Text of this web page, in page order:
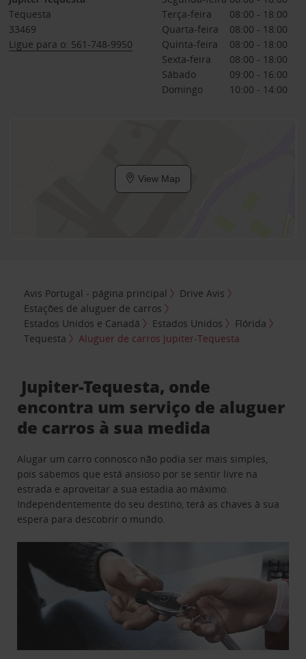
Tequesta
33469
Ligue para o: 561-748-9950
Terça-feira
08:00 - 18:00
Quarta-feira
08:00 - 18:00
Quinta-feira
08:00 - 18:00
Sexta-feira
08:00 - 18:00
Sábado
09:00 - 16:00
Domingo
10:00 - 14:00
View Map
Avis Portugal - página principal
Drive Avis
Estações de aluguer de carros
Estados Unidos e Canadá
Estados Unidos
Flórida
Tequesta
Aluguer de carros Jupiter-Tequesta
Jupiter-Tequesta, onde
encontra um serviço de aluguer
de carros à sua medida
Alugar um carro connosco não podia ser mais simples,
pois sabemos que está ansioso por se sentir livre na
estrada e aproveitar a sua estadia ao máximo.
Independentemente do seu destino, terá as chaves à sua
espera para descobrir o mundo.